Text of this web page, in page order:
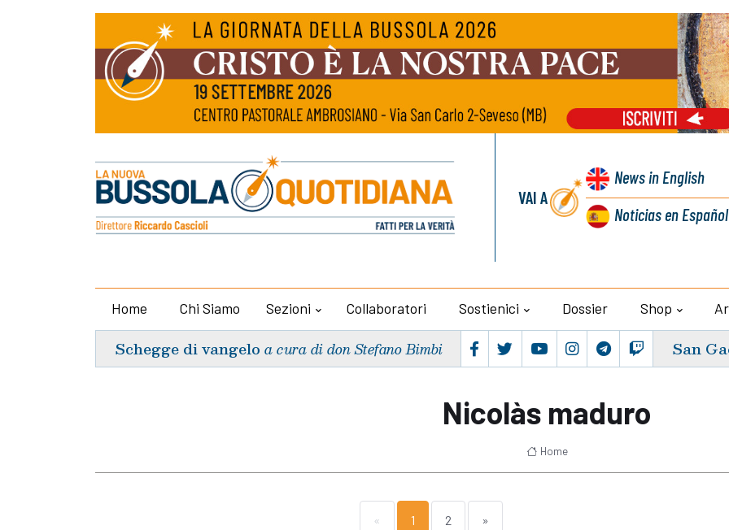
VAI A
Newsin English
Noticiasen Español
Home Chi Siamo Sezioni Collaboratori Sostienici Dossier Shop
Schegge di vangelo a cura di don Stefano Bimbi San
Nicolàs maduro
Home
« 1 2 »